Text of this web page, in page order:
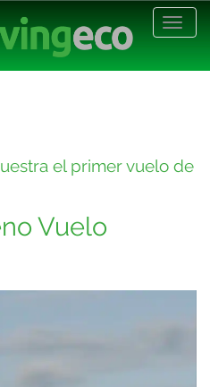
el primer vuelo de
Vuelo